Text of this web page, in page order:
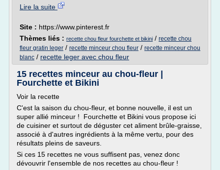
Lire la suite
Site : https://www.pinterest.fr
Thèmes liés : recette chou fleur fourchette et bikini / recette chou
fleur gratin leger / recette minceur chou fleur / recette minceur chou
blanc / recette leger avec chou fleur
15 recettes minceur au chou-fleur |
Fourchette et Bikini
Voir la recette
C'est la saison du chou-fleur, et bonne nouvelle, il est un
super allié minceur ! Fourchette et Bikini vous propose ici
de cuisiner et surtout de déguster cet aliment brûle-graisse,
associé à d'autres ingrédients à la même vertu, pour des
résultats pleins de saveurs.
Si ces 15 recettes ne vous suffisent pas, venez donc
dévouvrir l'ensemble de nos recettes au chou-fleur !